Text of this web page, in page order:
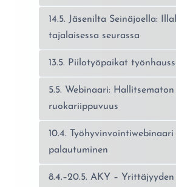
14.5. Jäsenilta Seinäjoella:
tajalaisessa seurassa
13.5. Piilotyöpaikat
5.5. Webinaari:
ruokariippuvuus
10.4.
palautuminen
8.4.–20.5. AKY –